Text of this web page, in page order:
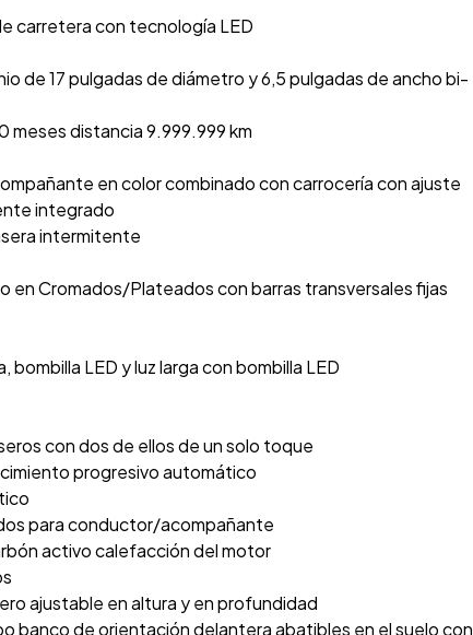
carretera con tecnología LED
de 17 pulgadas de diámetro y 6,5 pulgadas de ancho bi-
meses distancia 9.999.999 km
en color combinado con carrocería con ajuste
integrado
intermitente
en Cromados/Plateados con barras transversales fijas
LED y luz larga con bombilla LED
con dos de ellos de un solo toque
progresivo automático
para conductor/acompañante
activo calefacción del motor
ajustable en altura y en profundidad
banco de orientación delantera abatibles en el suelo con